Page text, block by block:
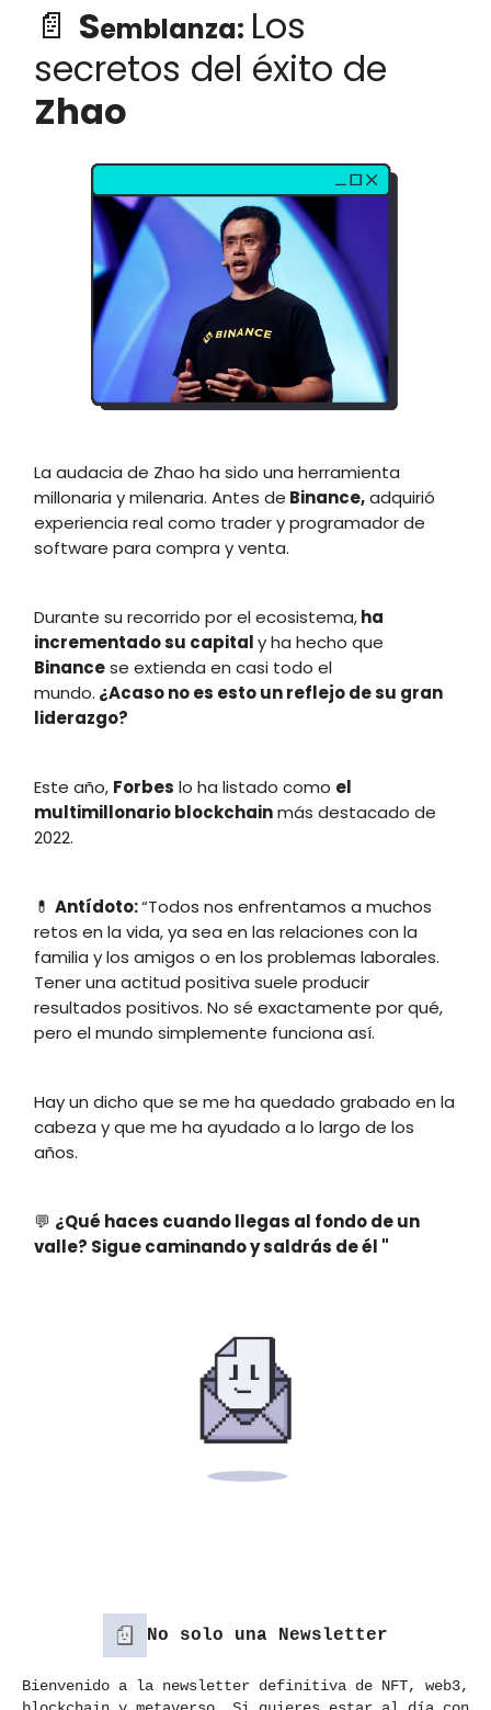
📄 Semblanza: Los
secretos del éxito de
Zhao
La audacia de Zhao ha sido una herramienta
millonaria y milenaria. Antes de Binance,adquirió
experiencia real como trader y programador de
software para compra y venta.
Durante su recorrido por el ecosistema,ha
incrementado su capitaly ha hecho que
Binancese extienda en casi todo el
mundo. ¿Acaso no es esto un reflejo de su gran
liderazgo?
Este año, Forbes lo ha listado como el
multimillonario blockchainmás destacado de
2022.
💊 Antídoto:“Todos nos enfrentamos a muchos
retos en la vida, ya sea en las relaciones con la
familia y los amigos o en los problemas laborales.
Tener una actitud positiva suele producir
resultados positivos. No sé exactamente por qué,
pero el mundo simplemente funciona así.
Hay un dicho que se me ha quedado grabado en la
cabeza y que me ha ayudado a lo largo de los
años.
💬 ¿Qué haces cuando llegas al fondo de un
valle? Sigue caminando y saldrás de él "
No solo una Newsletter
Bienvenido a la newsletter definitiva de NFT, web3,